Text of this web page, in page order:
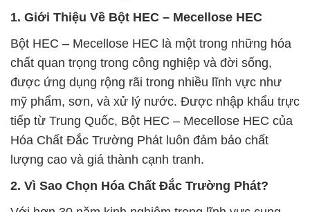
1. Giới Thiệu Về Bột HEC – Mecellose HEC
Bột HEC – Mecellose HEC là một trong những hóa
chất quan trọng trong công nghiệp và đời sống,
được ứng dụng rộng rãi trong nhiều lĩnh vực như
mỹ phẩm, sơn, và xử lý nước. Được nhập khẩu trực
tiếp từ Trung Quốc, Bột HEC – Mecellose HEC của
Hóa Chất Đắc Trường Phát luôn đảm bảo chất
lượng cao và giá thành cạnh tranh.
2. Vì Sao Chọn Hóa Chất Đắc Trường Phát?